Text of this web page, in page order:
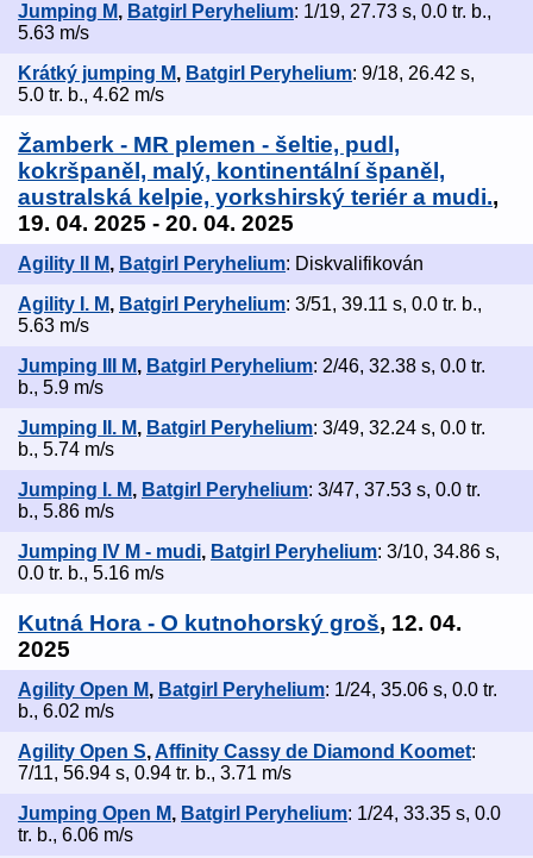
Jumping M, Batgirl Peryhelium: 1/19, 27.73 s, 0.0 tr. b.,
5.63 m/s
Krátký jumping M, Batgirl Peryhelium: 9/18, 26.42 s,
5.0 tr. b., 4.62 m/s
Žamberk - MR plemen - šeltie, pudl,
kokršpaněl, malý, kontinentální španěl,
australská kelpie, yorkshirský teriér a mudi.,
19. 04. 2025 - 20. 04. 2025
Agility II M, Batgirl Peryhelium: Diskvalifikován
Agility I. M, Batgirl Peryhelium: 3/51, 39.11 s, 0.0 tr. b.,
5.63 m/s
Jumping III M, Batgirl Peryhelium: 2/46, 32.38 s, 0.0 tr.
b., 5.9 m/s
Jumping II. M, Batgirl Peryhelium: 3/49, 32.24 s, 0.0 tr.
b., 5.74 m/s
Jumping I. M, Batgirl Peryhelium: 3/47, 37.53 s, 0.0 tr.
b., 5.86 m/s
Jumping IV M - mudi, Batgirl Peryhelium: 3/10, 34.86 s,
0.0 tr. b., 5.16 m/s
Kutná Hora - O kutnohorský groš, 12. 04.
2025
Agility Open M, Batgirl Peryhelium: 1/24, 35.06 s, 0.0 tr.
b., 6.02 m/s
Agility Open S,Affinity Cassy de Diamond Koomet:
7/11, 56.94 s, 0.94 tr. b., 3.71 m/s
Jumping Open M, Batgirl Peryhelium: 1/24, 33.35 s, 0.0
tr. b., 6.06 m/s